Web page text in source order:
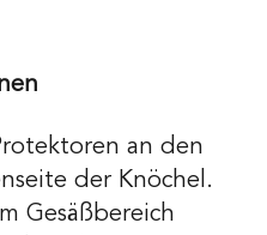
an den
der Knöchel.
Gesäßbereich